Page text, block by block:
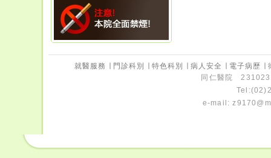
就醫服務 門診科別 ∣特色科別 ∣病人安全 電子病歷 ∣
同仁醫院
e-mail: